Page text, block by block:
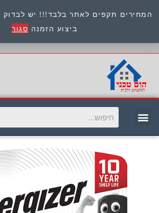
המחירים תקפים לאתר בלבד!!! יש לבדוק
ביצוע הזמנה סגור
8945722